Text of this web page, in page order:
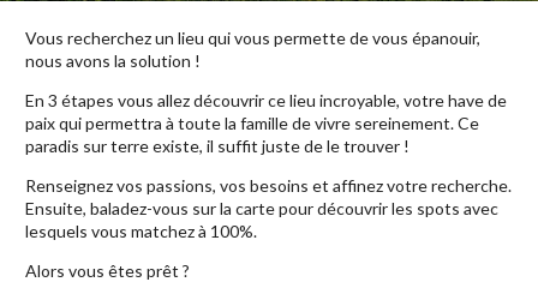
Vous recherchez un lieu qui vous permette de vous épanouir,
nous avons la solution !
En 3 étapes vous allez découvrir ce lieu incroyable, votre have de
paix qui permettra à toute la famille de vivre sereinement. Ce
paradis sur terre existe, il suffit juste de le trouver !
Renseignez vos passions, vos besoins et affinez votre recherche.
Ensuite, baladez-vous sur la carte pour découvrir les spots avec
lesquels vous matchez à 100%.
Alors vous êtes prêt ?